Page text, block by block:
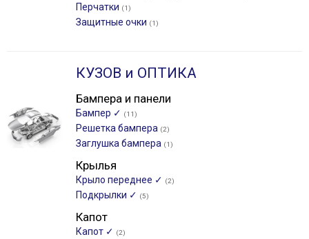
Перчатки (1)
Защитные очки (1)
КУЗОВ и ОПТИКА
Бампера и панели
Бампер ✓ (11)
Решетка бампера (2)
Заглушка бампера (1)
Крылья
Крыло переднее ✓ (2)
Подкрылки ✓ (5)
Капот
Капот ✓ (2)